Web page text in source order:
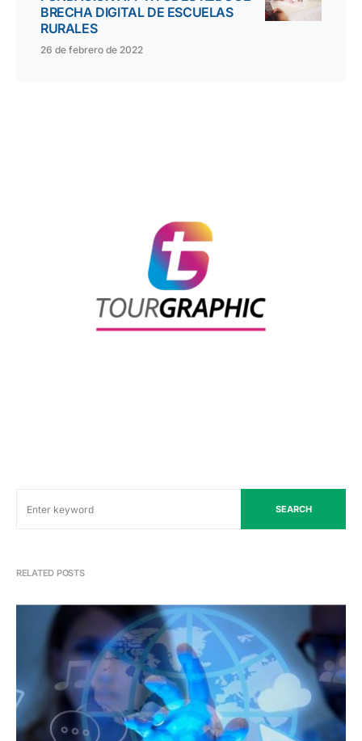
BRECHA DIGITAL DE ESCUELAS
RURALES
26 de febrero de 2022
SEARCH
RELATED POSTS